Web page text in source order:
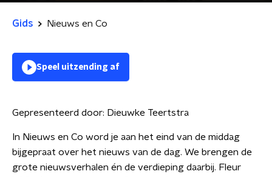
Gids Nieuws en Co
Speel uitzending af
Gepresenteerd door: Dieuwke Teertstra
In Nieuws en Co word je aan het eind van de middag
bijgepraat over het nieuws van de dag. We brengen de
grote nieuwsverhalen én de verdieping daarbij. Fleur